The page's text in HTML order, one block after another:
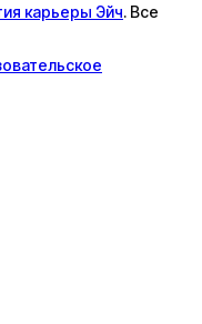
карьеры Эйч. Все